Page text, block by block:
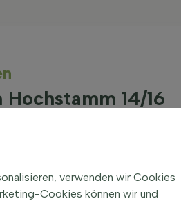
14/16
Topf/ballen
verwenden wir Cookies
Cookies können wir und